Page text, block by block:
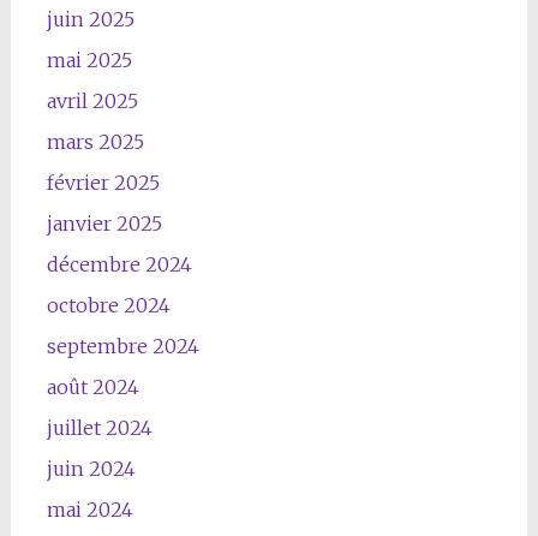
juin 2025
mai 2025
avril 2025
mars 2025
février 2025
janvier 2025
décembre 2024
octobre 2024
septembre 2024
août 2024
juillet 2024
juin 2024
mai 2024